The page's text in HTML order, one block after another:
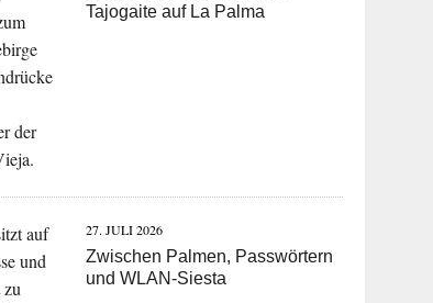
Tajogaite auf La Palma
27. JULI 2026
Zwischen Palmen, Passwörtern
und WLAN-Siesta